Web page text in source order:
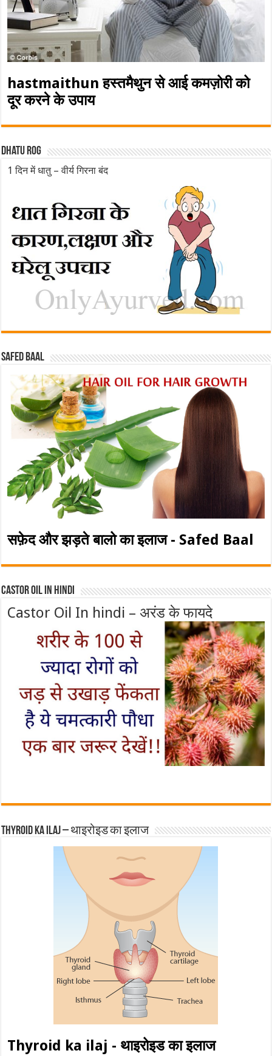
hastmaithun हस्तमैथुन से आई कमज़ोरी को
दूर करने के उपाय
Dhatu rog
1 दिन में धातु – वीर्य गिरना बंद
Safed baal
सफ़ेद और झड़ते बालो का इलाज - Safed Baal
Castor Oil In Hindi
Castor Oil In hindi – अरंड के फायदे
Thyroid ka ilaj – थाइरोइड का इलाज
Thyroid ka ilaj - थाइरोइड का इलाज